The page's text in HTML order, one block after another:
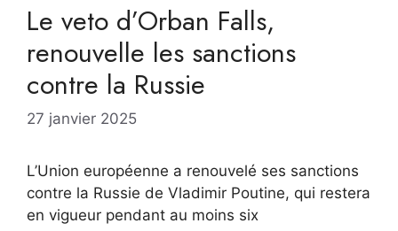
Le veto d’Orban Falls,
renouvelle les sanctions
contre la Russie
27 janvier 2025
L’Union européenne a renouvelé ses sanctions
contre la Russie de Vladimir Poutine, qui restera
en vigueur pendant au moins six